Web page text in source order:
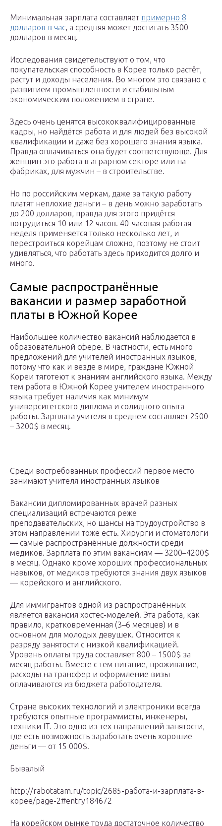
Минимальная зарплата составляет примерно 8
долларов в час, а средняя может достигать 3500
долларов в месяц.
Исследования свидетельствуют о том, что
покупательская способность в Корее только растёт,
растут и доходы населения. Во многом это связано с
развитием промышленности и стабильным
экономическим положением в стране.
Здесь очень ценятся высококвалифицированные
кадры, но найдётся работа и для людей без высокой
квалификации и даже без хорошего знания языка.
Правда оплачиваться она будет соответствующе. Для
женщин это работа в аграрном секторе или на
фабриках, для мужчин – в строительстве.
Но по российским меркам, даже за такую работу
платят неплохие деньги – в день можно заработать
до 200 долларов, правда для этого придётся
потрудиться 10 или 12 часов. 40-часовая работая
неделя применяется только несколько лет, и
перестроиться корейцам сложно, поэтому не стоит
удивляться, что работать здесь приходится долго и
много.
Самые распространённые
вакансии и размер заработной
платы в Южной Корее
Наибольшее количество вакансий наблюдается в
образовательной сфере. В частности, есть много
предложений для учителей иностранных языков,
потому что как и везде в мире, граждане Южной
Кореи тяготеют к знаниям английского языка. Между
тем работа в Южной Корее учителем иностранного
языка требует наличия как минимум
университетского диплома и солидного опыта
работы. Зарплата учителя в среднем составляет 2500
– 3200$ в месяц.
Среди востребованных профессий первое место
занимают учителя иностранных языков
Вакансии дипломированных врачей разных
специализаций встречаются реже
преподавательских, но шансы на трудоустройство в
этом направлении тоже есть. Хирурги и стоматологи
— самые распространённые должности среди
медиков. Зарплата по этим вакансиям — 3200–4200$
в месяц. Однако кроме хороших профессиональных
навыков, от медиков требуются знания двух языков
— корейского и английского.
Для иммигрантов одной из распространённых
является вакансия хостес-моделей. Эта работа, как
правило, кратковременная (3–6 месяцев) и в
основном для молодых девушек. Относится к
разряду занятости с низкой квалификацией.
Уровень оплаты труда составляет 800 – 1500$ за
месяц работы. Вместе с тем питание, проживание,
расходы на трансфер и оформление визы
оплачиваются из бюджета работодателя.
Стране высоких технологий и электроники всегда
требуются опытные программисты, инженеры,
техники IT. Это одно из тех направлений занятости,
где есть возможность заработать очень хорошие
деньги — от 15 000$.
Бывалый
http://rabotatam.ru/topic/2685-работа-и-зарплата-в-
корее/page-2#entry184672
На корейском рынке труда достаточное количество